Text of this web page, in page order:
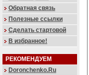
Обратная связь
Полезные ссылки
Сделать стартовой
В избранное!
РЕКОМЕНДУЕМ
Doronchenko.Ru